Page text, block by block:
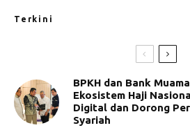
Terkini
BPKH dan Bank
Ekosistem Haji
Digital dan Dorong
Syariah